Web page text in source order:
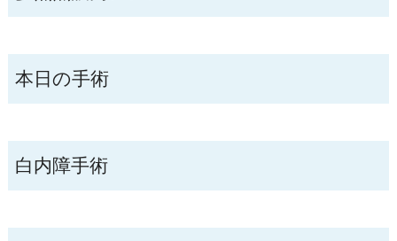
本日の手術
白内障手術